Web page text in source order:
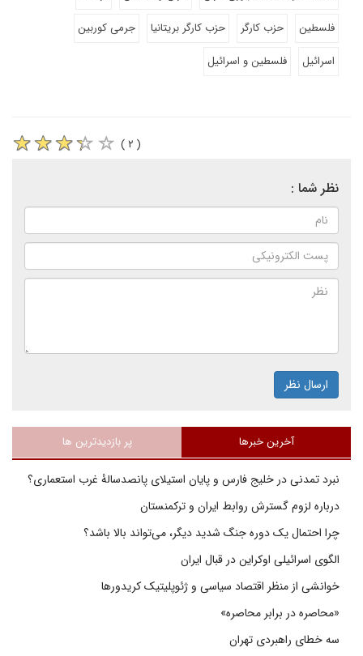
فلسطین
حزب کارگر حزب کارگر بریتانیا
جرمی کوربین
اسرائیل
فلسطین و اسرائیل
( ۲ )
نظر شما :
ارسال نظر
آخرین خبرها پر بازدیدترین ها
نبرد تمدنی در خلیج فارس و پایان استیلای پانصدسالۀ غرب استعماری؟
درباره لزوم گسترش روابط ایران و ترکمنستان
چرا احتمال یک دوره جنگ شدید دیگر، می‌تواند بالا باشد؟
الگوی اسرائیلی اوکراین در قبال ایران
خوانشی از منظر اقتصاد سیاسی و ژئوپلیتیک کریدورها
«محاصره در برابر محاصره»
سه خطای راهبردی تهران